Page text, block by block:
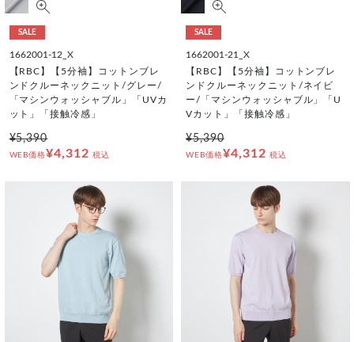
SALE
1662001-12_X
【RBC】【5分袖】コットンブレ
ンドクルーネックニット/グレー/
「マシンウォッシャブル」「UVカ
ット」「接触冷感」
¥5,390
WEB価格¥4,312 税込
SALE
1662001-21_X
【RBC】【5分袖】コットンブレ
ンドクルーネックニット/ネイビ
ー/「マシンウォッシャブル」「U
Vカット」「接触冷感」
¥5,390
WEB価格¥4,312 税込